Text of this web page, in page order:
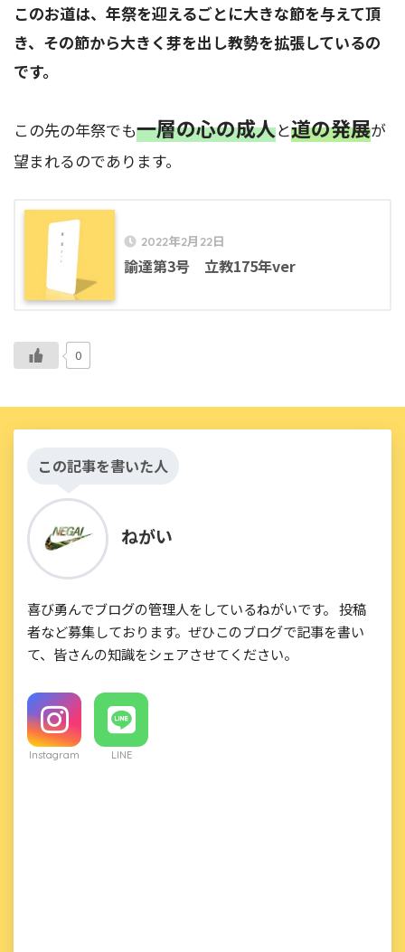
このお道は、年祭を迎えるごとに大きな節を与えて頂
き、その節から大きく芽を出し教勢を拡張しているの
です。
この先の年祭でも一層の心の成人と道の発展が
望まれるのであります。
2022年2月22日
諭達第3号 立教175年ver
0
この記事を書いた人
ねがい
喜び勇んでブログの管理人をしているねがいです。 投稿
者など募集しております。ぜひこのブログで記事を書い
て、皆さんの知識をシェアさせてください。
Instagram LINE